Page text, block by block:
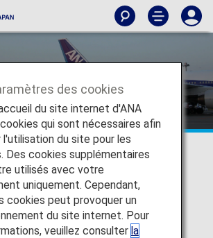
et modifications de
et modifications
toutes les informations relatives aux
œuvre par ANA pour les
des cookies
du site internet d'ANA
qui sont nécessaires afin
du site pour les
Des cookies supplémentaires
utilisés avec votre
uniquement. Cependant,
cookies peut provoquer un
du site internet. Pour
veuillez consulter la